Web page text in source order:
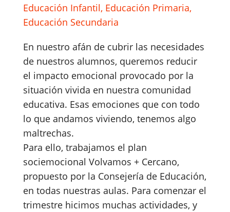
Educación Infantil, Educación Primaria,
Educación Secundaria
En nuestro afán de cubrir las necesidades
de nuestros alumnos, queremos reducir
el impacto emocional provocado por la
situación vivida en nuestra comunidad
educativa. Esas emociones que con todo
lo que andamos viviendo, tenemos algo
maltrechas.
Para ello, trabajamos el plan
sociemocional Volvamos + Cercano,
propuesto por la Consejería de Educación,
en todas nuestras aulas. Para comenzar el
trimestre hicimos muchas actividades, y